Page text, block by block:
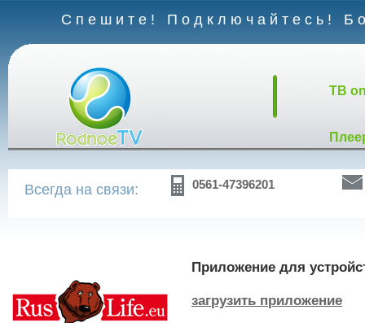
Спешите! Подключайтесь!
TB
Всегда на связи: 0561-47396201
Приложение для
загрузить приложение